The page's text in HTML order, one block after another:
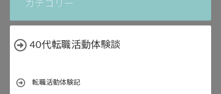
40代転職活動体験談
転職活動体験記